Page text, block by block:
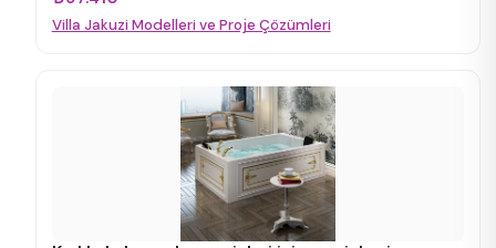
Villa Jakuzi Modelleri ve Proje Çözümleri